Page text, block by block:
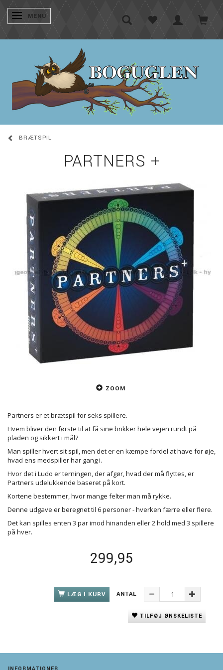
SKIFTE NAVIGATION
MENU
BRÆTSPIL
PARTNERS +
ZOOM
Partners er et brætspil for seks spillere.
Hvem bliver den første til at få sine brikker hele vejen rundt på
pladen og sikkert i mål?
Man spiller hvert sit spil, men det er en kæmpe fordel at have for øje,
hvad ens medspiller har gang i.
Hvor det i Ludo er terningen, der afgør, hvad der må flyttes, er
Partners udelukkende baseret på kort.
Kortene bestemmer, hvor mange felter man må rykke.
Denne udgave er beregnet til 6 personer - hverken færre eller flere.
Det kan spilles enten 3 par imod hinanden eller 2 hold med 3 spillere
på hver.
299,95
LÆG I KURV ANTAL
TILFØJ ØNSKELISTE